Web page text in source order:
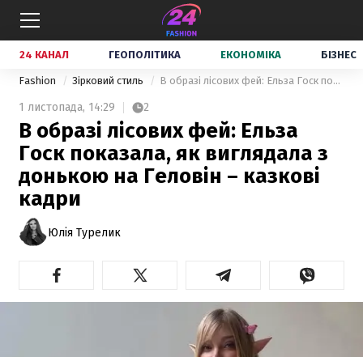
24 КАНАЛ ГЕОПОЛІТИКА ЕКОНОМІКА БІЗНЕС
Fashion Зірковий стиль В образі лісових фей: Ельза Госк показала, як виглядала з донькою на Геловін – казкові кадри
1 листопада, 14:29 2
В образі лісових фей: Ельза
Госк показала, як виглядала з
донькою на Геловін – казкові
кадри
Юлія Турелик